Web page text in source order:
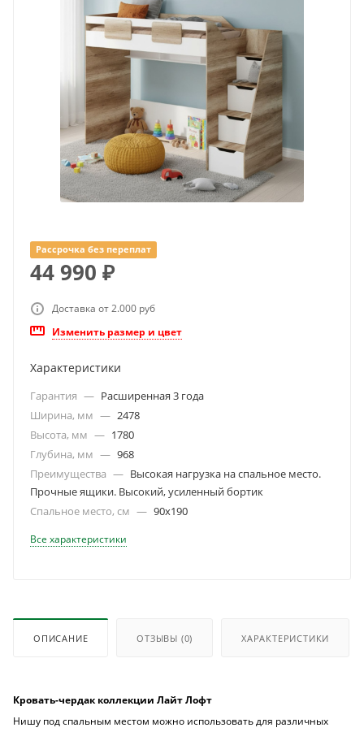
Рассрочка без переплат
44 990 ₽
Доставка от 2.000 руб
Изменить размер и цвет
Характеристики
Гарантия — Расширенная 3 года
Ширина, мм — 2478
Высота, мм — 1780
Глубина, мм — 968
Преимущества — Высокая нагрузка на спальное место.
Прочные ящики. Высокий, усиленный бортик
Спальное место, см — 90х190
Все характеристики
ОПИСАНИЕ ОТЗЫВЫ (0) ХАРАКТЕРИСТИКИ
Кровать-чердак коллекции Лайт Лофт
Нишу под спальным местом можно использовать для различных